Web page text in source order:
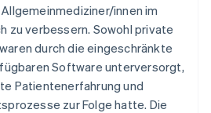
innen im
zu verbessern. Sowohl private
durch die eingeschränkte
Software unterversorgt,
Patientenerfahrung und
zur Folge hatte. Die